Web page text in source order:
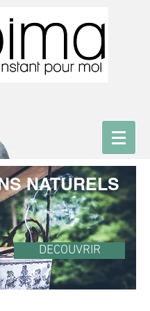
NATURELS
DECOUVRIR